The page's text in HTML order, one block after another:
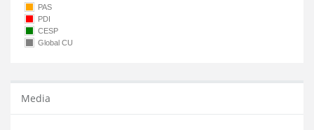
PAS
PDI
CESP
Global CU
Media